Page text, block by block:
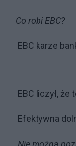
Co robi EBC?
EBC karze
EBC liczył, że
Efektywna
Nie można